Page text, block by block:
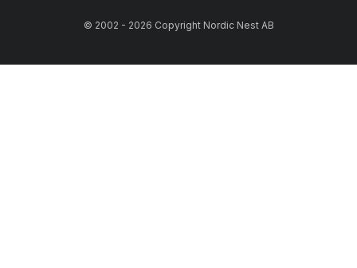
© 2002 - 2026 Copyright Nordic Nest AB